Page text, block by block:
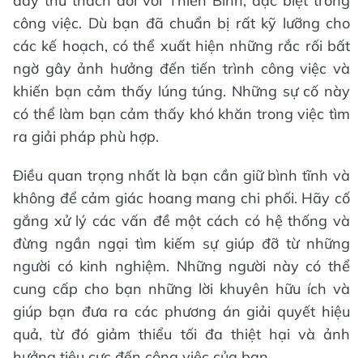
công việc. Dù bạn đã chuẩn bị rất kỹ lưỡng cho
các kế hoạch, có thể xuất hiện những rắc rối bất
ngờ gây ảnh hưởng đến tiến trình công việc và
khiến bạn cảm thấy lúng túng. Những sự cố này
có thể làm bạn cảm thấy khó khăn trong việc tìm
ra giải pháp phù hợp.
Điều quan trọng nhất là bạn cần giữ bình tĩnh và
không để cảm giác hoang mang chi phối. Hãy cố
gắng xử lý các vấn đề một cách có hệ thống và
đừng ngần ngại tìm kiếm sự giúp đỡ từ những
người có kinh nghiệm. Những người này có thể
cung cấp cho bạn những lời khuyên hữu ích và
giúp bạn đưa ra các phương án giải quyết hiệu
quả, từ đó giảm thiểu tối đa thiệt hại và ảnh